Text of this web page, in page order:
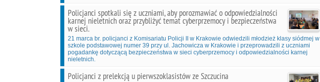
Policjanci spotkali się z uczniami, aby porozmawiać o odpowiedzialności
karnej nieletnich oraz przybliżyć temat cyberprzemocy i bezpieczeństwa
w sieci.
21 marca br. policjanci z Komisariatu Policji II w Krakowie odwiedzili młodzież klasy siódmej w
szkole podstawowej numer 39 przy ul. Jachowicza w Krakowie i przeprowadzili z uczniami
pogadankę dotyczącą bezpieczeństwa w sieci cyberprzemocy i odpowiedzialności karnej
nieletnich.
Policjanci z prelekcją u pierwszoklasistów ze Szczucina